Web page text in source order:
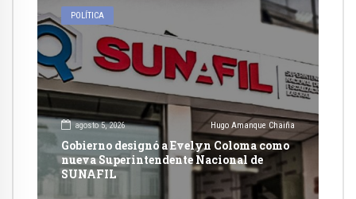
POLÍTICA
agosto 5, 2026 Hugo Amanque Chaiña
Gobierno designó a Evelyn Coloma como
nueva Superintendente Nacional de
SUNAFIL